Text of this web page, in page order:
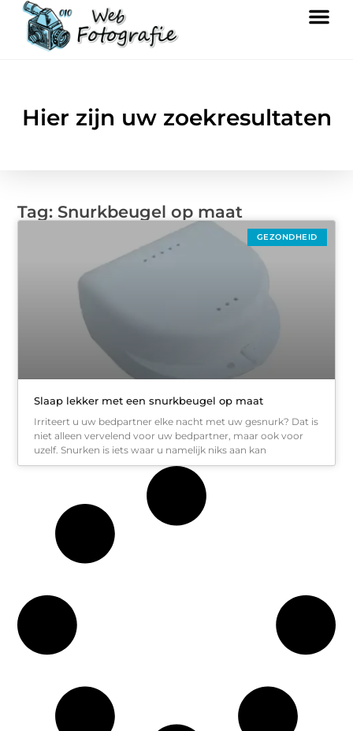
Hier zijn uw zoekresultaten
Tag: Snurkbeugel op maat
GEZONDHEID
Slaap lekker met een snurkbeugel op maat
Irriteert u uw bedpartner elke nacht met uw gesnurk? Dat is
niet alleen vervelend voor uw bedpartner, maar ook voor
uzelf. Snurken is iets waar u namelijk niks aan kan